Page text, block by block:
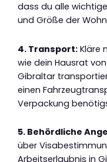
dass du alle
und Größe der
4. Transport: Kläre
wie dein Hausrat
Gibraltar
einen
Verpackung
5. Behördliche
über
Arbeitserlaubnis in